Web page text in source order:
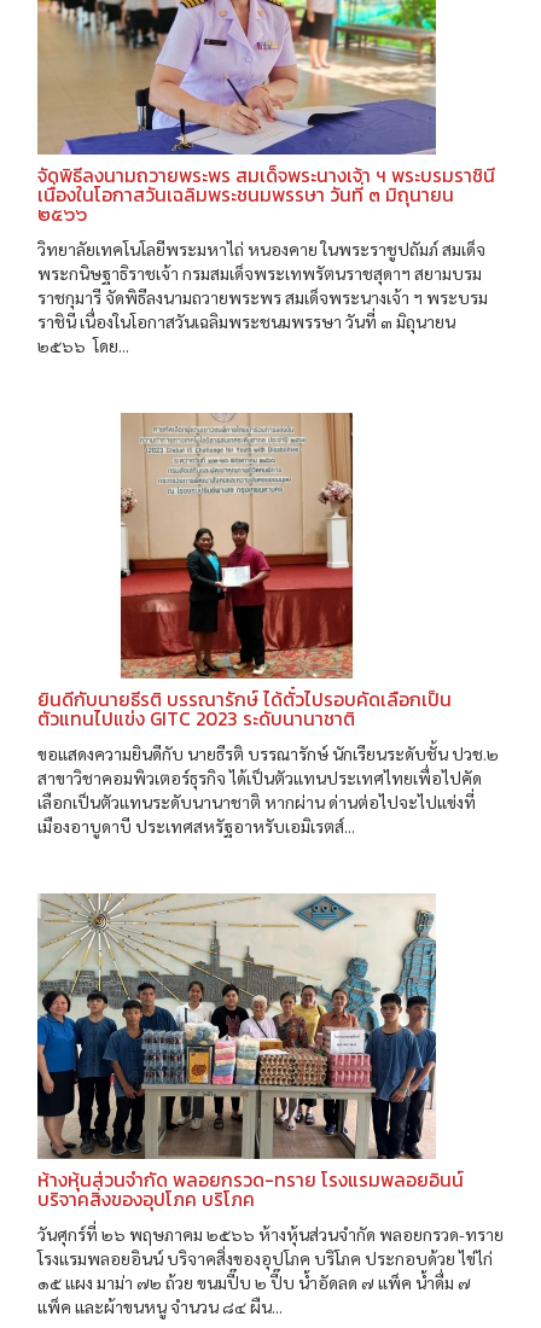
จัดพิธีลงนามถวายพระพร สมเด็จพระนางเจ้า ฯ พระบรมราชินี
เนื่องในโอกาสวันเฉลิมพระชนมพรรษา วันที่ ๓ มิถุนายน
๒๕๖๖
วิทยาลัยเทคโนโลยีพระมหาไถ่ หนองคาย ในพระราชูปถัมภ์ สมเด็จ
พระกนิษฐาธิราชเจ้า กรมสมเด็จพระเทพรัตนราชสุดาฯ สยามบรม
ราชกุมารี จัดพิธีลงนามถวายพระพร สมเด็จพระนางเจ้า ฯ พระบรม
ราชินี เนื่องในโอกาสวันเฉลิมพระชนมพรรษา วันที่ ๓ มิถุนายน
๒๕๖๖ โดย...
ยินดีกับนายธีรติ บรรณารักษ์ ได้ตั๋วไปรอบคัดเลือกเป็น
ตัวแทนไปแข่ง GITC 2023 ระดับนานาชาติ
ขอแสดงความยินดีกับ นายธีรติ บรรณารักษ์ นักเรียนระดับชั้น ปวช.๒
สาขาวิชาคอมพิวเตอร์ธุรกิจ ได้เป็นตัวแทนประเทศไทยเพื่อไปคัด
เลือกเป็นตัวแทนระดับนานาชาติ หากผ่าน ด่านต่อไปจะไปแข่งที่
เมืองอาบูดาบี ประเทศสหรัฐอาหรับเอมิเรตส์...
ห้างหุ้นส่วนจำกัด พลอยกรวด-ทราย โรงแรมพลอยอินน์
บริจาคสิ่งของอุปโภค บริโภค
วันศุกร์ที่ ๒๖ พฤษภาคม ๒๕๖๖ ห้างหุ้นส่วนจำกัด พลอยกรวด-ทราย
โรงแรมพลอยอินน์ บริจาคสิ่งของอุปโภค บริโภค ประกอบด้วย ไข่ไก่
๑๕ แผง มาม่า ๗๒ ถ้วย ขนมปี๊บ ๒ ปี๊บ น้ำอัดลด ๗ แพ็ค น้ำดื่ม ๗
แพ็ค และผ้าขนหนู จำนวน ๘๔ ผืน...